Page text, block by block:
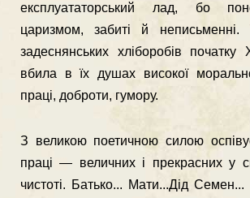
експлуататорський лад, бо
царизмом, забиті й неписьменні.
задеснянських хліборобів початку
вбила в їх душах високої
праці, доброти, гумору.
З великою поетичною силою
праці — величних і прекрасних у
чистоті. Батько... Мати...Дід